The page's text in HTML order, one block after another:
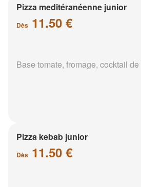
Pizza meditéranéenne junior
Dès 11.50 €
Base tomate, fromage, cocktail
Pizza kebab junior
Dès 11.50 €